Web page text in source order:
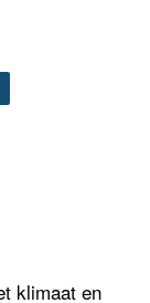
klimaat en